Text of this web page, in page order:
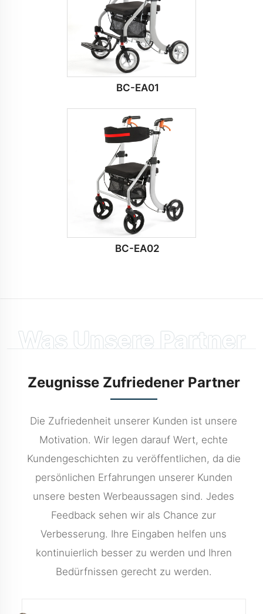
BC-EA01
BC-EA02
Was Unsere Partner
Zeugnisse Zufriedener Partner
Die Zufriedenheit unserer Kunden ist unsere
Motivation. Wir legen darauf Wert, echte
Kundengeschichten zu veröffentlichen, da die
persönlichen Erfahrungen unserer Kunden
unsere besten Werbeaussagen sind. Jedes
Feedback sehen wir als Chance zur
Verbesserung. Ihre Eingaben helfen uns
kontinuierlich besser zu werden und Ihren
Bedürfnissen gerecht zu werden.